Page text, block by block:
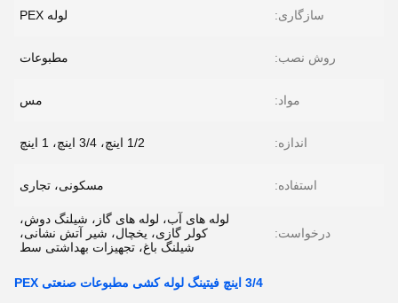
سازگاری: لوله PEX
روش نصب: مطبوعات
مواد: مس
اندازه: 1/2 اینچ، 3/4 اینچ، 1 اینچ
استفاده: مسکونی، تجاری
درخواست:
لوله های آب، لوله های گاز، شیلنگ دوش،
کولر گازی، یخچال، شیر آتش نشانی،
شیلنگ باغ، تجهیزات بهداشتی سط
3/4 اینچ فیتینگ لوله کشی مطبوعات صنعتی PEX